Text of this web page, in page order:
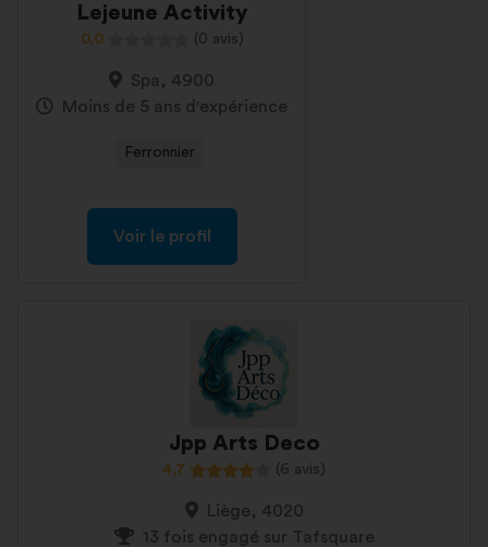
Lejeune Activity
0,0 (0 avis)
Spa, 4900
Moins de 5 ans d'expérience
Ferronnier
Voir le profil
Jpp Arts Deco
4,7 (6 avis)
Liège, 4020
13 fois engagé sur Tafsquare